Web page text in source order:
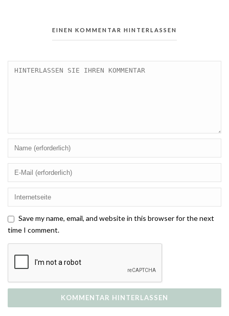
EINEN KOMMENTAR HINTERLASSEN
Save my name, email, and website in this browser for the next
time I comment.